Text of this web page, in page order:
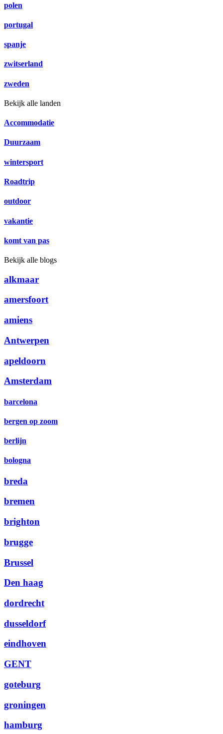
polen
portugal
spanje
zwitserland
zweden
Bekijk alle landen
Accommodatie
Duurzaam
wintersport
Roadtrip
outdoor
vakantie
komt van pas
Bekijk alle blogs
alkmaar
amersfoort
amiens
Antwerpen
apeldoorn
Amsterdam
barcelona
bergen op zoom
berlijn
bologna
breda
bremen
brighton
brugge
Brussel
Den haag
dordrecht
dusseldorf
eindhoven
GENT
goteburg
groningen
hamburg